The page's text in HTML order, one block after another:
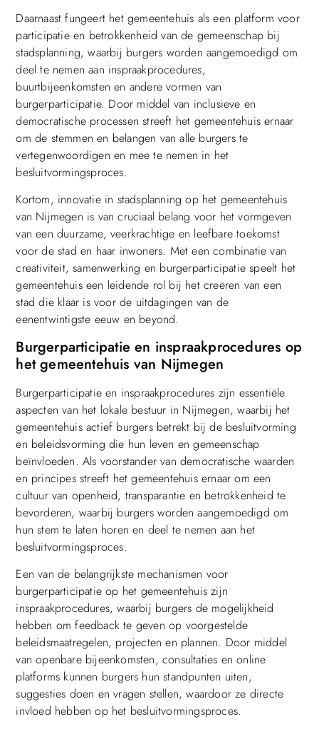
Daarnaast fungeert het gemeentehuis als een platform voor
participatie en betrokkenheid van de gemeenschap bij
stadsplanning, waarbij burgers worden aangemoedigd om
deel te nemen aan inspraakprocedures,
buurtbijeenkomsten en andere vormen van
burgerparticipatie. Door middel van inclusieve en
democratische processen streeft het gemeentehuis ernaar
om de stemmen en belangen van alle burgers te
vertegenwoordigen en mee te nemen in het
besluitvormingsproces.
Kortom, innovatie in stadsplanning op het gemeentehuis
van Nijmegen is van cruciaal belang voor het vormgeven
van een duurzame, veerkrachtige en leefbare toekomst
voor de stad en haar inwoners. Met een combinatie van
creativiteit, samenwerking en burgerparticipatie speelt het
gemeentehuis een leidende rol bij het creëren van een
stad die klaar is voor de uitdagingen van de
eenentwintigste eeuw en beyond.
Burgerparticipatie en inspraakprocedures op
het gemeentehuis van Nijmegen
Burgerparticipatie en inspraakprocedures zijn essentiële
aspecten van het lokale bestuur in Nijmegen, waarbij het
gemeentehuis actief burgers betrekt bij de besluitvorming
en beleidsvorming die hun leven en gemeenschap
beïnvloeden. Als voorstander van democratische waarden
en principes streeft het gemeentehuis ernaar om een
cultuur van openheid, transparantie en betrokkenheid te
bevorderen, waarbij burgers worden aangemoedigd om
hun stem te laten horen en deel te nemen aan het
besluitvormingsproces.
Een van de belangrijkste mechanismen voor
burgerparticipatie op het gemeentehuis zijn
inspraakprocedures, waarbij burgers de mogelijkheid
hebben om feedback te geven op voorgestelde
beleidsmaatregelen, projecten en plannen. Door middel
van openbare bijeenkomsten, consultaties en online
platforms kunnen burgers hun standpunten uiten,
suggesties doen en vragen stellen, waardoor ze directe
invloed hebben op het besluitvormingsproces.